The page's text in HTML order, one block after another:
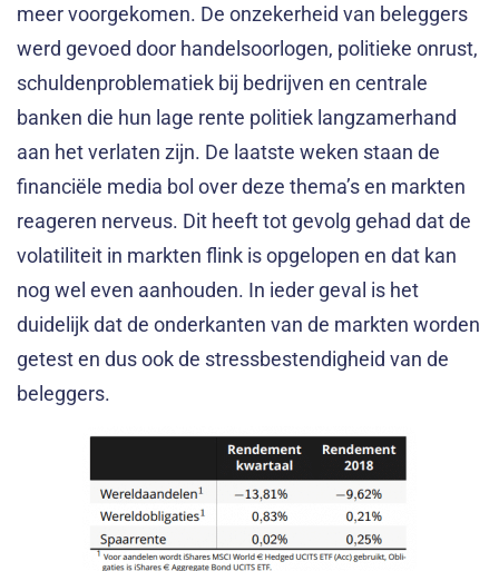
meer voorgekomen. De onzekerheid van beleggers
werd gevoed door handelsoorlogen, politieke onrust,
schuldenproblematiek bij bedrijven en centrale
banken die hun lage rente politiek langzamerhand
aan het verlaten zijn. De laatste weken staan de
financiële media bol over deze thema’s en markten
reageren nerveus. Dit heeft tot gevolg gehad dat de
volatiliteit in markten flink is opgelopen en dat kan
nog wel even aanhouden. In ieder geval is het
duidelijk dat de onderkanten van de markten worden
getest en dus ook de stressbestendigheid van de
beleggers.